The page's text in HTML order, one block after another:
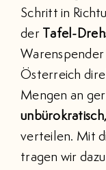
Schritt in
der
Tafel-
Warenspender
Österreich
Mengen an
verteilen. Mit
tragen wir